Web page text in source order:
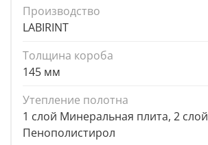
Производство
LABIRINT
Толщина короба
145 мм
Утепление полотна
1 слой Минеральная плита, 2 слой
Пенополистирол